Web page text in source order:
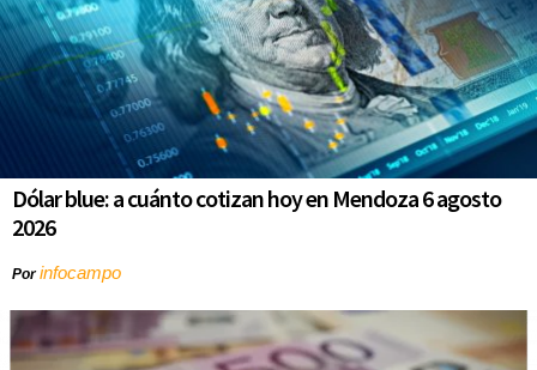
Dólar blue: a cuánto cotizan hoy en Mendoza 6 agosto
2026
Porinfocampo